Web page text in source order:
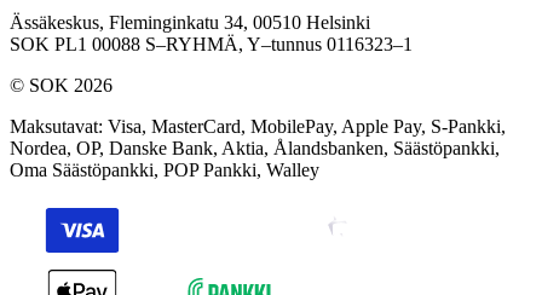
Ässäkeskus, Fleminginkatu 34, 00510 Helsinki
SOK PL1 00088 S–RYHMÄ, Y–tunnus 0116323–1
© SOK 2026
Maksutavat: Visa, MasterCard, MobilePay, Apple Pay, S-Pankki,
Nordea, OP, Danske Bank, Aktia, Ålandsbanken, Säästöpankki,
Oma Säästöpankki, POP Pankki, Walley